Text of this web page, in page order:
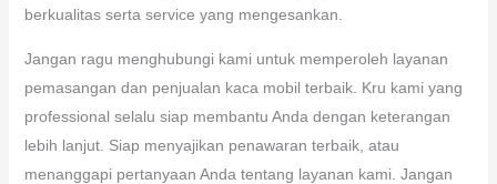
berkualitas serta service yang mengesankan.
Jangan ragu menghubungi kami untuk memperoleh layanan
pemasangan dan penjualan kaca mobil terbaik. Kru kami yang
professional selalu siap membantu Anda dengan keterangan
lebih lanjut. Siap menyajikan penawaran terbaik, atau
menanggapi pertanyaan Anda tentang layanan kami. Jangan